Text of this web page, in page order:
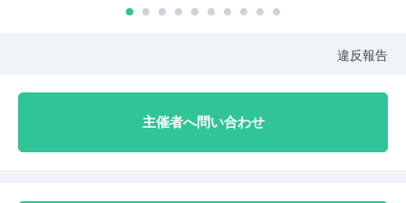
違反報告
主催者へ問い合わせ